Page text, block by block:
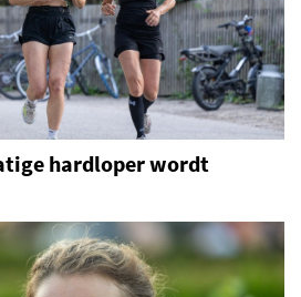
hardloper wordt